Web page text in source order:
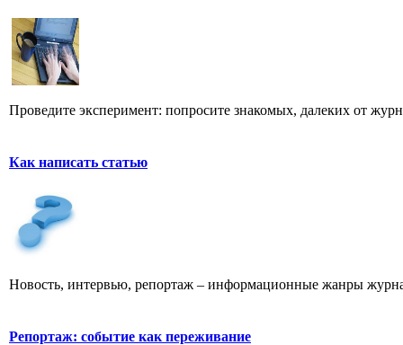
Проведите эксперимент: попросите знакомых, далеких от
Как написать статью
Новость, интервью, репортаж – информационные жанры
Репортаж: событие как переживание